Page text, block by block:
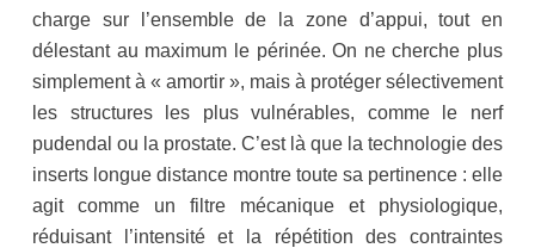
charge sur l’ensemble de la zone d’appui, tout en
délestant au maximum le périnée. On ne cherche plus
simplement à « amortir », mais à protéger sélectivement
les structures les plus vulnérables, comme le nerf
pudendal ou la prostate. C’est là que la technologie des
inserts longue distance montre toute sa pertinence : elle
agit comme un filtre mécanique et physiologique,
réduisant l’intensité et la répétition des contraintes